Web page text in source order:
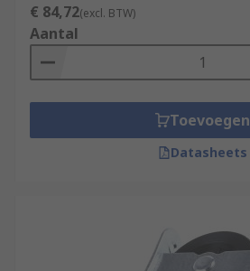
€ 84,72(excl. BTW)
Aantal
Toevoegen
Datasheets